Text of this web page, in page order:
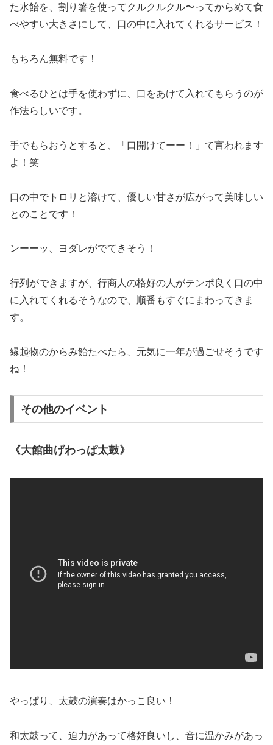
た水飴を、割り箸を使ってクルクルクル〜ってからめて食
べやすい大きさにして、口の中に入れてくれるサービス！
もちろん無料です！
食べるひとは手を使わずに、口をあけて入れてもらうのが
作法らしいです。
手でもらおうとすると、「口開けてーー！」て言われます
よ！笑
口の中でトロリと溶けて、優しい甘さが広がって美味しい
とのことです！
ンーーッ、ヨダレがでてきそう！
行列ができますが、行商人の格好の人がテンポ良く口の中
に入れてくれるそうなので、順番もすぐにまわってきま
す。
縁起物のからみ飴たべたら、元気に一年が過ごせそうです
ね！
その他のイベント
《大館曲げわっぱ太鼓》
やっぱり、太鼓の演奏はかっこ良い！
和太鼓って、迫力があって格好良いし、音に温かみがあっ